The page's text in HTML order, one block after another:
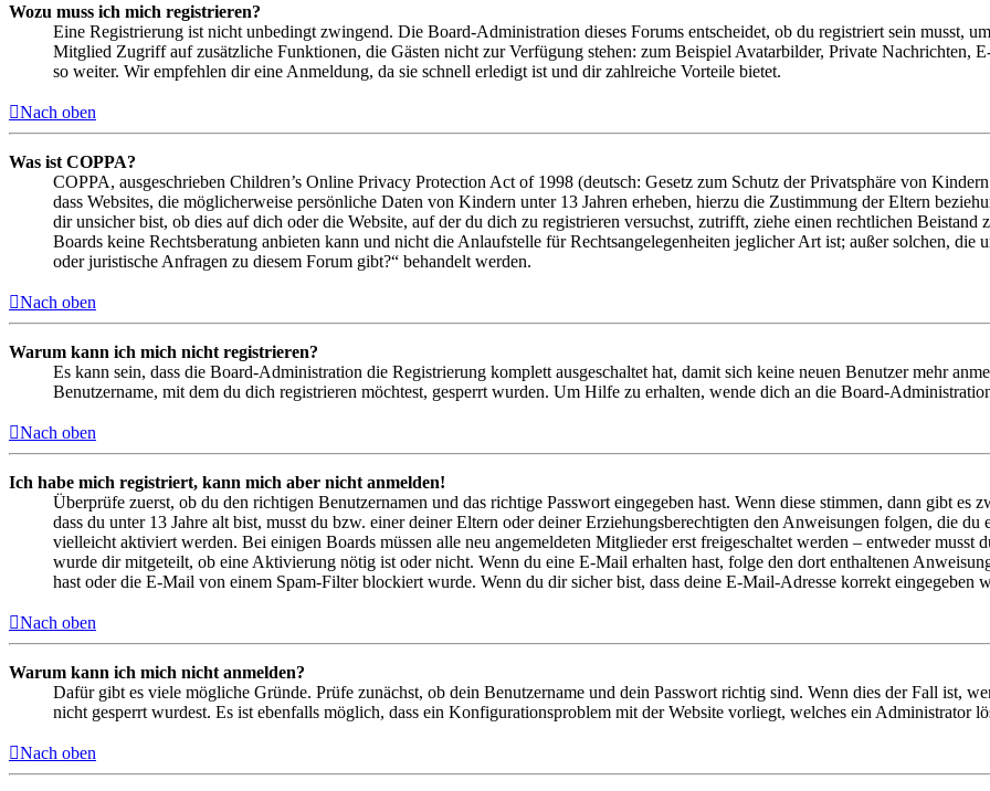
Wozu muss ich mich registrieren?
Eine Registrierung ist nicht unbedingt zwingend. Die Board-Administration dieses Forums entscheidet, ob du registriert sein musst,
Mitglied Zugriff auf zusätzliche Funktionen, die Gästen nicht zur Verfügung stehen: zum Beispiel Avatarbilder, Private Nachrichten,
so weiter. Wir empfehlen dir eine Anmeldung, da sie schnell erledigt ist und dir zahlreiche Vorteile bietet.
Nach oben
Was ist COPPA?
COPPA, ausgeschrieben Children’s Online Privacy Protection Act of 1998 (deutsch: Gesetz zum Schutz der Privatsphäre von
dass Websites, die möglicherweise persönliche Daten von Kindern unter 13 Jahren erheben, hierzu die Zustimmung der Eltern
dir unsicher bist, ob dies auf dich oder die Website, auf der du dich zu registrieren versuchst, zutrifft, ziehe einen rechtlichen
Boards keine Rechtsberatung anbieten kann und nicht die Anlaufstelle für Rechtsangelegenheiten jeglicher Art ist; außer solchen,
oder juristische Anfragen zu diesem Forum gibt?“ behandelt werden.
Nach oben
Warum kann ich mich nicht registrieren?
Es kann sein, dass die Board-Administration die Registrierung komplett ausgeschaltet hat, damit sich keine neuen Benutzer mehr
Benutzername, mit dem du dich registrieren möchtest, gesperrt wurden. Um Hilfe zu erhalten, wende dich an die Board-
Nach oben
Ich habe mich registriert, kann mich aber nicht anmelden!
Überprüfe zuerst, ob du den richtigen Benutzernamen und das richtige Passwort eingegeben hast. Wenn diese stimmen, dann gibt es
dass du unter 13 Jahre alt bist, musst du bzw. einer deiner Eltern oder deiner Erziehungsberechtigten den Anweisungen folgen, die
vielleicht aktiviert werden. Bei einigen Boards müssen alle neu angemeldeten Mitglieder erst freigeschaltet werden – entweder musst
wurde dir mitgeteilt, ob eine Aktivierung nötig ist oder nicht. Wenn du eine E-Mail erhalten hast, folge den dort enthaltenen
hast oder die E-Mail von einem Spam-Filter blockiert wurde. Wenn du dir sicher bist, dass deine E-Mail-Adresse korrekt eingegeben
Nach oben
Warum kann ich mich nicht anmelden?
Dafür gibt es viele mögliche Gründe. Prüfe zunächst, ob dein Benutzername und dein Passwort richtig sind. Wenn dies der Fall ist,
nicht gesperrt wurdest. Es ist ebenfalls möglich, dass ein Konfigurationsproblem mit der Website vorliegt, welches ein Administrator
Nach oben